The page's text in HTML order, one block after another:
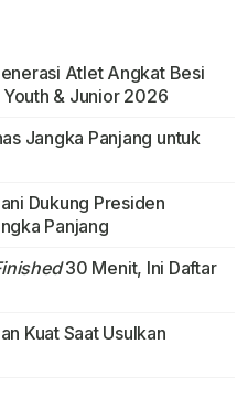
Atlet Angkat Besi
& Junior 2026
Jangka Panjang untuk
Dukung Presiden
Panjang
30 Menit, Ini Daftar
Kuat Saat Usulkan